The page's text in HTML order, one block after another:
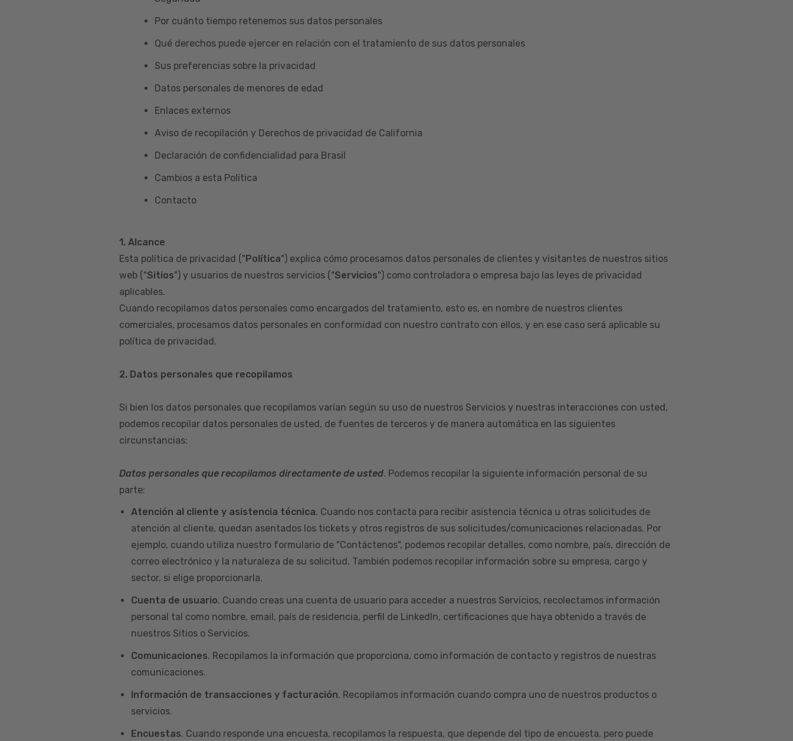
Por cuánto tiempo retenemos sus datos personales
Qué derechos puede ejercer en relación con el tratamiento de sus datos personales
Sus preferencias sobre la privacidad
Datos personales de menores de edad
Enlaces externos
Aviso de recopilación y Derechos de privacidad de California
Declaración de confidencialidad para Brasil
Cambios a esta Política
Contacto
1. Alcance
Esta política de privacidad ("Política") explica cómo procesamos datos personales de clientes y visitantes de nuestros sitios
web ("Sitios") y usuarios de nuestros servicios ("Servicios") como controladora o empresa bajo las leyes de privacidad
aplicables.
Cuando recopilamos datos personales como encargados del tratamiento, esto es, en nombre de nuestros clientes
comerciales, procesamos datos personales en conformidad con nuestro contrato con ellos, y en ese caso será aplicable su
política de privacidad.
2. Datos personales que recopilamos
Si bien los datos personales que recopilamos varían según su uso de nuestros Servicios y nuestras interacciones con usted,
podemos recopilar datos personales de usted, de fuentes de terceros y de manera automática en las siguientes
circunstancias:
Datos personales que recopilamos directamente de usted. Podemos recopilar la siguiente información personal de su
parte:
Atención al cliente y asistencia técnica. Cuando nos contacta para recibir asistencia técnica u otras solicitudes de
atención al cliente, quedan asentados los tickets y otros registros de sus solicitudes/comunicaciones relacionadas. Por
ejemplo, cuando utiliza nuestro formulario de "Contáctenos", podemos recopilar detalles, como nombre, país, dirección de
correo electrónico y la naturaleza de su solicitud. También podemos recopilar información sobre su empresa, cargo y
sector, si elige proporcionarla.
Cuenta de usuario. Cuando creas una cuenta de usuario para acceder a nuestros Servicios, recolectamos información
personal tal como nombre, email, país de residencia, perfil de LinkedIn, certificaciones que haya obtenido a través de
nuestros Sitios o Servicios.
Comunicaciones. Recopilamos la información que proporciona, como información de contacto y registros de nuestras
comunicaciones.
Información de transacciones y facturación. Recopilamos información cuando compra uno de nuestros productos o
servicios.
Encuestas. Cuando responde una encuesta, recopilamos la respuesta, que depende del tipo de encuesta, pero puede